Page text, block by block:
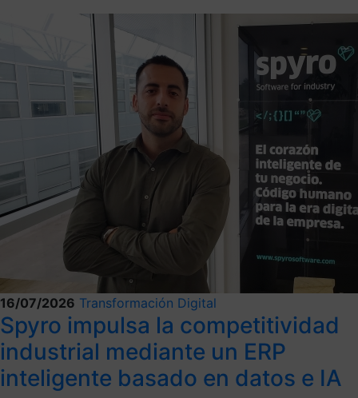
16/07/2026 Transformación Digital
Spyro impulsa la competitividad
industrial mediante un ERP
inteligente basado en datos e IA